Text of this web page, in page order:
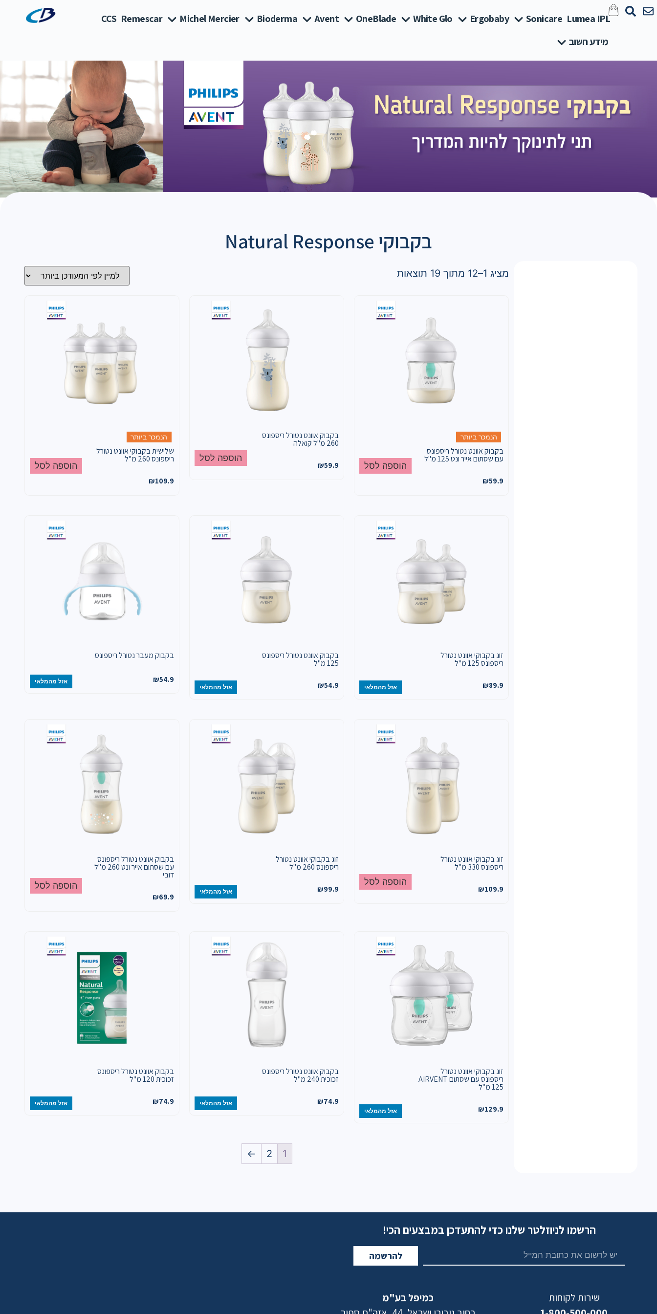
Lumea IPL
Sonicare
Ergobaby
White Glo
OneBlade
Avent
Bioderma
Michel Mercier
Remescar
CCS
מידע חשוב
בקבוקי Natural Response
מציג 1–12 מתוך 19 תוצאות
הנמכר ביותר
בקבוק אוונט נטורל ריספונס
עם שסתום אייר ונט 125 מ"ל
₪59.9
הוספה לסל
בקבוק אוונט נטורל ריספונס
260 מ"ל קואלה
₪59.9
הוספה לסל
הנמכר ביותר
שלישית בקבוקי אוונט נטורל
ריספונס 260 מ"ל
₪109.9
הוספה לסל
זוג בקבוקי אוונט נטורל
ריספונס 125 מ"ל
₪89.9 אזל מהמלאי
בקבוק אוונט נטורל ריספונס
125 מ"ל
₪54.9 אזל מהמלאי
בקבוק מעבר נטורל ריספונס
₪54.9 אזל מהמלאי
זוג בקבוקי אוונט נטורל
ריספונס 330 מ"ל
₪109.9
הוספה לסל
זוג בקבוקי אוונט נטורל
ריספונס 260 מ"ל
₪99.9 אזל מהמלאי
בקבוק אוונט נטורל ריספונס
עם שסתום אייר ונט 260 מ"ל
דובי
₪69.9
הוספה לסל
זוג בקבוקי אוונט נטורל
ריספונס עם שסתום AIRVENT
125 מ"ל
₪129.9 אזל מהמלאי
בקבוק אוונט נטורל ריספונס
זכוכית 240 מ"ל
₪74.9 אזל מהמלאי
בקבוק אוונט נטורל ריספונס
זכוכית 120 מ"ל
₪74.9 אזל מהמלאי
1
2
←
הרשמו לניוזלטר שלנו כדי להתעדכן במבצעים הכי!
להרשמה
שירות לקוחות
כמיפל בע"מ